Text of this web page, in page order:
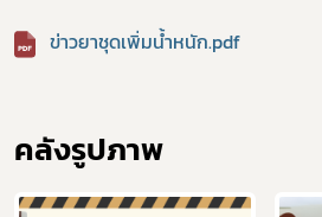
ข่าวยาชุดเพิ่มน้ำหนัก.pdf
คลังรูปภาพ